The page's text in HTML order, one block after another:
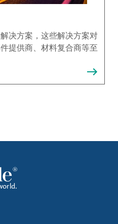
决方案，这些解决方案对
提供商、材料复合商等至